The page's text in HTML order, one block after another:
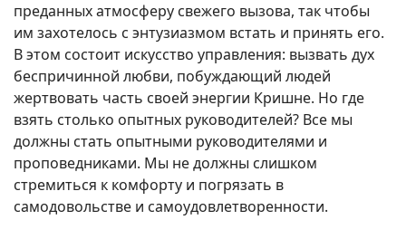
преданных атмосферу свежего вызова, так чтобы
им захотелось с энтузиазмом встать и принять его.
В этом состоит искусство управления: вызвать дух
беспричинной любви, побуждающий людей
жертвовать часть своей энергии Кришне. Но где
взять столько опытных руководителей? Все мы
должны стать опытными руководителями и
проповедниками. Мы не должны слишком
стремиться к комфорту и погрязать в
самодовольстве и самоудовлетворенности.